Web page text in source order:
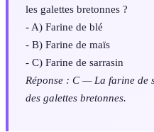
les galettes bretonnes ?
- A) Farine de blé
- B) Farine de maïs
- C) Farine de sarrasin
Réponse : C — La farine de
des galettes bretonnes.